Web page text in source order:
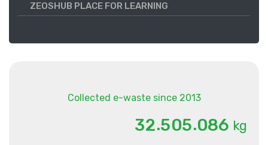
ZEOSHUB PLACE FOR LEARNING
Collected e-waste since 2013
32.505.086 kg